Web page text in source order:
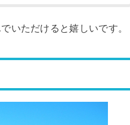
いただけると嬉しいです。